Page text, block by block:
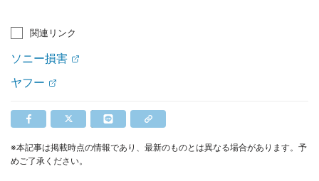
関連リンク
ソニー損害
ヤフー
※本記事は掲載時点の情報であり、最新のものとは異なる場合があります。予
めご了承ください。